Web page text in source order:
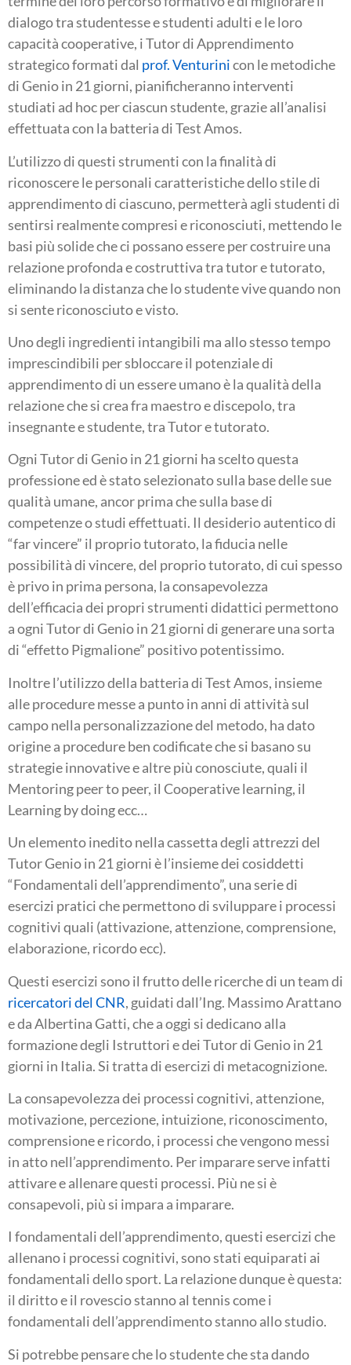
dialogo tra studentesse e studenti adulti e le loro
capacità cooperative, i Tutor di Apprendimento
strategico formati dal prof. Venturinicon le metodiche
di Genio in 21 giorni, pianificheranno interventi
studiati ad hoc per ciascun studente, grazie all’analisi
effettuata con la batteria di Test Amos.
L’utilizzo di questi strumenti con la finalità di
riconoscere le personali caratteristiche dello stile di
apprendimento di ciascuno, permetterà agli studenti di
sentirsi realmente compresi e riconosciuti, mettendo le
basi più solide che ci possano essere per costruire una
relazione profonda e costruttiva tra tutor e tutorato,
eliminando la distanza che lo studente vive quando non
si sente riconosciuto e visto.
Uno degli ingredienti intangibili ma allo stesso tempo
imprescindibili per sbloccare il potenziale di
apprendimento di un essere umano è la qualità della
relazione che si crea fra maestro e discepolo, tra
insegnante e studente, tra Tutor e tutorato.
Ogni Tutor di Genio in 21 giorni ha scelto questa
professione ed è stato selezionato sulla base delle sue
qualità umane, ancor prima che sulla base di
competenze o studi effettuati. Il desiderio autentico di
“far vincere” il proprio tutorato, la fiducia nelle
possibilità di vincere, del proprio tutorato, di cui spesso
è privo in prima persona, la consapevolezza
dell’efficacia dei propri strumenti didattici permettono
a ogni Tutor di Genio in 21 giorni di generare una sorta
di “effetto Pigmalione” positivo potentissimo.
Inoltre l’utilizzo della batteria di Test Amos, insieme
alle procedure messe a punto in anni di attività sul
campo nella personalizzazione del metodo, ha dato
origine a procedure ben codificate che si basano su
strategie innovative e altre più conosciute, quali il
Mentoring peer to peer, il Cooperative learning, il
Learning by doing ecc…
Un elemento inedito nella cassetta degli attrezzi del
Tutor Genio in 21 giorni è l’insieme dei cosiddetti
“Fondamentali dell’apprendimento”, una serie di
esercizi pratici che permettono di sviluppare i processi
cognitivi quali (attivazione, attenzione, comprensione,
elaborazione, ricordo ecc).
Questi esercizi sono il frutto delle ricerche di un team di
ricercatori del CNR, guidati dall’Ing. Massimo Arattano
e da Albertina Gatti, che a oggi si dedicano alla
formazione degli Istruttori e dei Tutor di Genio in 21
giorni in Italia. Si tratta di esercizi di metacognizione.
La consapevolezza dei processi cognitivi, attenzione,
motivazione, percezione, intuizione, riconoscimento,
comprensione e ricordo, i processi che vengono messi
in atto nell’apprendimento. Per imparare serve infatti
attivare e allenare questi processi. Più ne si è
consapevoli, più si impara a imparare.
I fondamentali dell’apprendimento, questi esercizi che
allenano i processi cognitivi, sono stati equiparati ai
fondamentali dello sport. La relazione dunque è questa:
il diritto e il rovescio stanno al tennis come i
fondamentali dell’apprendimento stanno allo studio.
Si potrebbe pensare che lo studente che sta dando